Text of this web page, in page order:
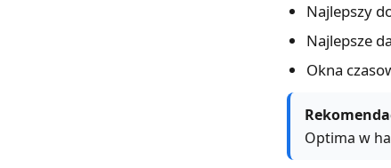
Najlepszy
Najlepsze
Okna
Optima w